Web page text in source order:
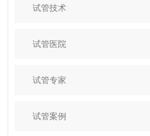
试管技术
试管医院
试管专家
试管案例